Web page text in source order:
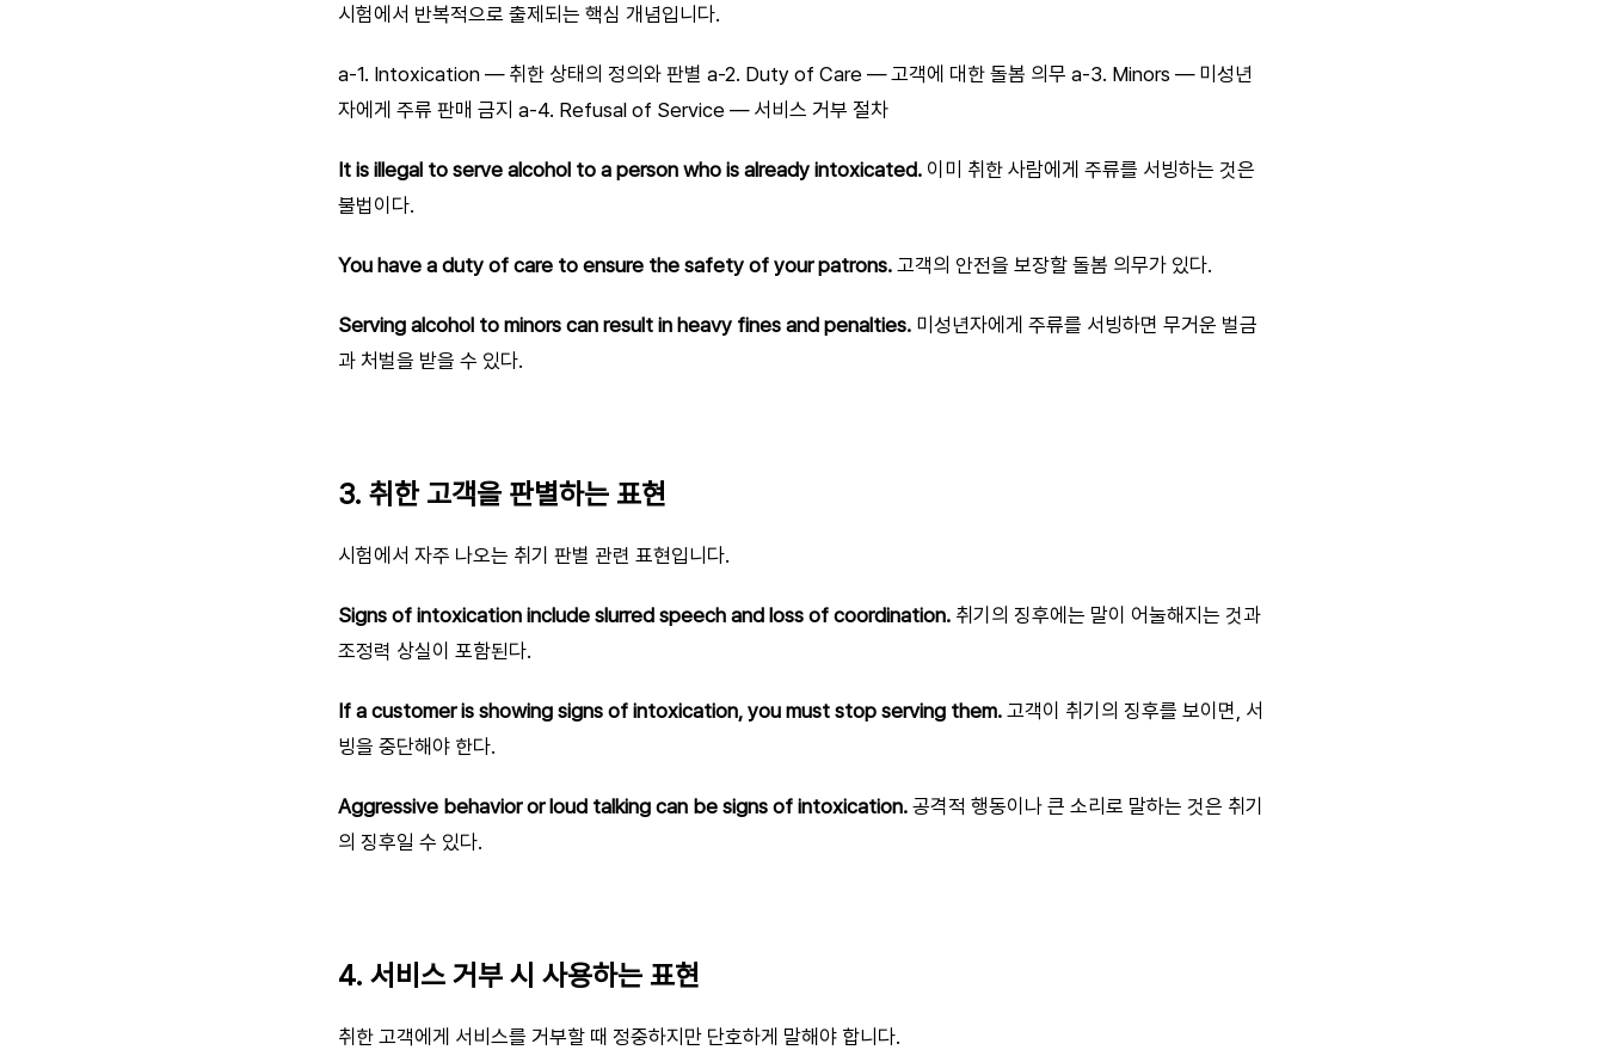
시험에서 반복적으로 출제되는 핵심 개념입니다.
a-1. Intoxication — 취한 상태의 정의와 판별 a-2. Duty of Care — 고객에 대한 돌봄 의무 a-3. Minors — 미성년
자에게 주류 판매 금지 a-4. Refusal of Service — 서비스 거부 절차
It is illegal to serve alcohol to a person who is already intoxicated. 이미 취한 사람에게 주류를 서빙하는 것은
불법이다.
You have a duty of care to ensure the safety of your patrons. 고객의 안전을 보장할 돌봄 의무가 있다.
Serving alcohol to minors can result in heavy fines and penalties. 미성년자에게 주류를 서빙하면 무거운 벌금
과 처벌을 받을 수 있다.
3. 취한 고객을 판별하는 표현
시험에서 자주 나오는 취기 판별 관련 표현입니다.
Signs of intoxication include slurred speech and loss of coordination. 취기의 징후에는 말이 어눌해지는 것과
조정력 상실이 포함된다.
If a customer is showing signs of intoxication, you must stop serving them. 고객이 취기의 징후를 보이면, 서
빙을 중단해야 한다.
Aggressive behavior or loud talking can be signs of intoxication. 공격적 행동이나 큰 소리로 말하는 것은 취기
의 징후일 수 있다.
4. 서비스 거부 시 사용하는 표현
취한 고객에게 서비스를 거부할 때 정중하지만 단호하게 말해야 합니다.